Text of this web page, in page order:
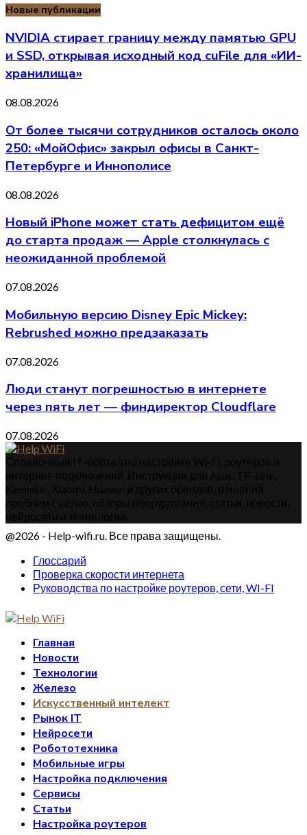
Новые публикации
NVIDIA стирает границу между памятью GPU
и SSD, открывая исходный код cuFile для «ИИ-
хранилища»
08.08.2026
От более тысячи сотрудников осталось около
250: «МойОфис» закрыл офисы в Санкт-
Петербурге и Иннополисе
08.08.2026
Новый iPhone может стать дефицитом ещё
до старта продаж — Apple столкнулась с
неожиданной проблемой
07.08.2026
Мобильную версию Disney Epic Mickey:
Rebrushed можно предзаказать
07.08.2026
Люди станут погрешностью в интернете
через пять лет — финдиректор Cloudflare
07.08.2026
@2026 - Help-wifi.ru. Все права защищены.
Глоссарий
Проверка скорости интернета
Руководства по настройке роутеров, сети, WI-FI
Главная
Новости
Технологии
Железо
Искусственный интелект
Рынок IT
Нейросети
Робототехника
Мобильные игры
Настройка подключения
Сервисы
Статьи
Настройка роутеров